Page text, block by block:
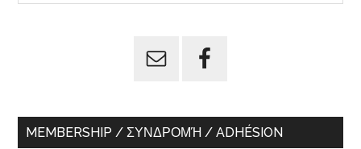
Sidebar
MEMBERSHIP / ΣΥΝΔΡΟΜΉ / ADHÉSION